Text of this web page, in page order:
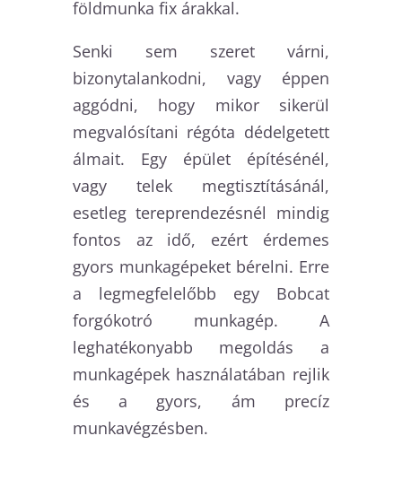
földmunka fix árakkal.
Senki sem szeret várni,
bizonytalankodni, vagy éppen
aggódni, hogy mikor sikerül
megvalósítani régóta dédelgetett
álmait. Egy épület építésénél,
vagy telek megtisztításánál,
esetleg tereprendezésnél mindig
fontos az idő, ezért érdemes
gyors munkagépeket bérelni. Erre
a legmegfelelőbb egy Bobcat
forgókotró munkagép. A
leghatékonyabb megoldás a
munkagépek használatában rejlik
és a gyors, ám precíz
munkavégzésben.